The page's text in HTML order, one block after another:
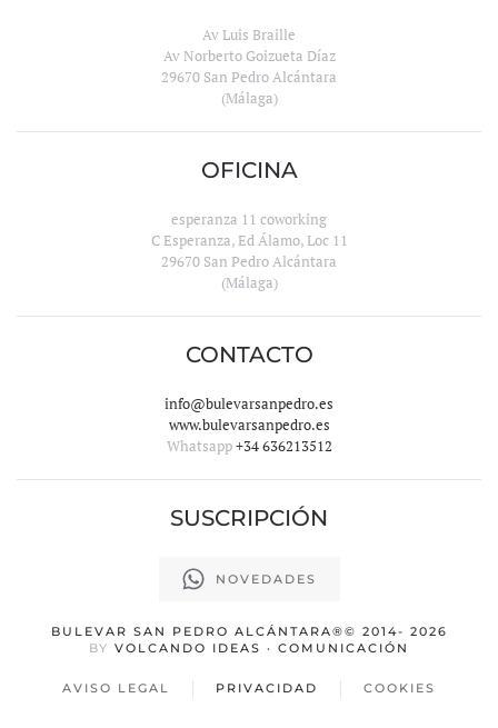
Av Luis Braille
Av Norberto Goizueta Díaz
29670 San Pedro Alcántara
(Málaga)
OFICINA
esperanza 11 coworking
C Esperanza, Ed Álamo, Loc 11
29670 San Pedro Alcántara
(Málaga)
CONTACTO
info@bulevarsanpedro.es
www.bulevarsanpedro.es
Whatsapp+34 636213512
SUSCRIPCIÓN
NOVEDADES
BULEVAR SAN PEDRO ALCÁNTARA®© 2014- 2026
BY VOLCANDO IDEAS · COMUNICACIÓN
AVISO LEGAL PRIVACIDAD COOKIES